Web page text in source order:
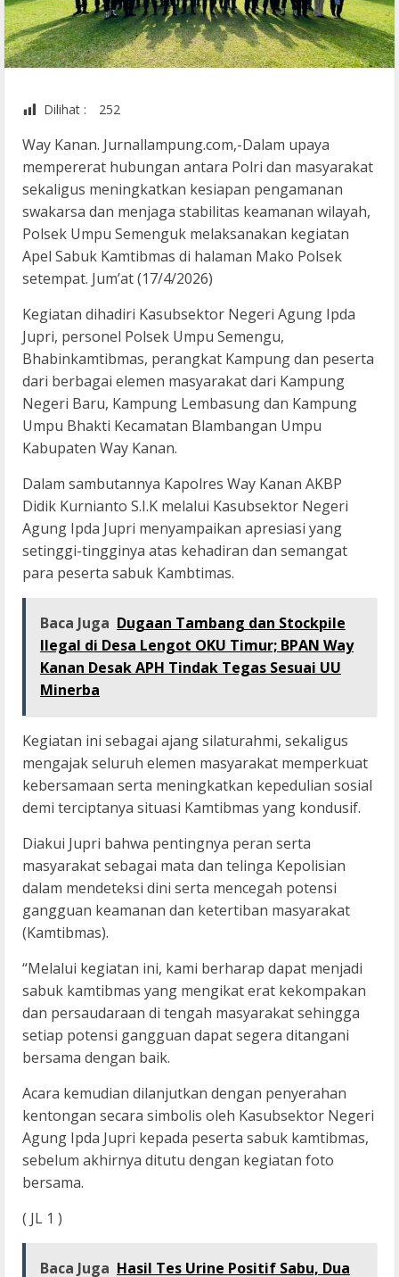
Dilihat : 252
Way Kanan. Jurnallampung.com,-Dalam upaya
mempererat hubungan antara Polri dan masyarakat
sekaligus meningkatkan kesiapan pengamanan
swakarsa dan menjaga stabilitas keamanan wilayah,
Polsek Umpu Semenguk melaksanakan kegiatan
Apel Sabuk Kamtibmas di halaman Mako Polsek
setempat. Jum’at (17/4/2026)
Kegiatan dihadiri Kasubsektor Negeri Agung Ipda
Jupri, personel Polsek Umpu Semengu,
Bhabinkamtibmas, perangkat Kampung dan peserta
dari berbagai elemen masyarakat dari Kampung
Negeri Baru, Kampung Lembasung dan Kampung
Umpu Bhakti Kecamatan Blambangan Umpu
Kabupaten Way Kanan.
Dalam sambutannya Kapolres Way Kanan AKBP
Didik Kurnianto S.I.K melalui Kasubsektor Negeri
Agung Ipda Jupri menyampaikan apresiasi yang
setinggi-tingginya atas kehadiran dan semangat
para peserta sabuk Kambtimas.
Baca Juga Dugaan Tambang dan Stockpile
Ilegal di Desa Lengot OKU Timur; BPAN Way
Kanan Desak APH Tindak Tegas Sesuai UU
Minerba
Kegiatan ini sebagai ajang silaturahmi, sekaligus
mengajak seluruh elemen masyarakat memperkuat
kebersamaan serta meningkatkan kepedulian sosial
demi terciptanya situasi Kamtibmas yang kondusif.
Diakui Jupri bahwa pentingnya peran serta
masyarakat sebagai mata dan telinga Kepolisian
dalam mendeteksi dini serta mencegah potensi
gangguan keamanan dan ketertiban masyarakat
(Kamtibmas).
“Melalui kegiatan ini, kami berharap dapat menjadi
sabuk kamtibmas yang mengikat erat kekompakan
dan persaudaraan di tengah masyarakat sehingga
setiap potensi gangguan dapat segera ditangani
bersama dengan baik.
Acara kemudian dilanjutkan dengan penyerahan
kentongan secara simbolis oleh Kasubsektor Negeri
Agung Ipda Jupri kepada peserta sabuk kamtibmas,
sebelum akhirnya ditutu dengan kegiatan foto
bersama.
( JL 1 )
Baca Juga Hasil Tes Urine Positif Sabu, Dua